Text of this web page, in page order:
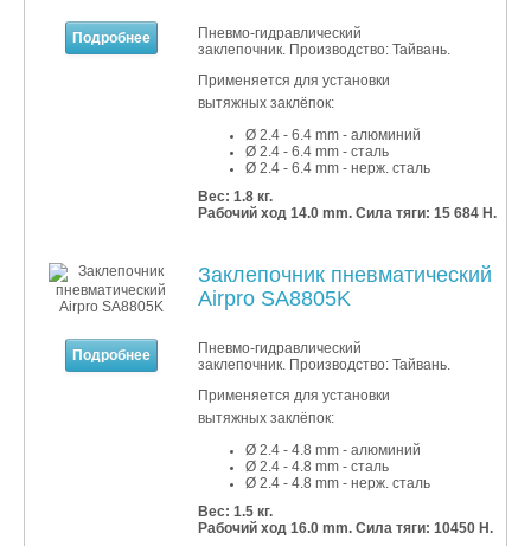
Подробнее
Пневмо-гидравлический
заклепочник. Производство: Тайвань.
Применяется для установки
вытяжных заклёпок:
Ø 2.4 - 6.4 mm - алюминий
Ø 2.4 - 6.4 mm - сталь
Ø 2.4 - 6.4 mm - нерж. сталь
Вес: 1.8 кг.
Рабочий ход 14.0 mm. Сила тяги: 15 684 Н.
Подробнее
Заклепочник пневматический
Airpro SA8805K
Пневмо-гидравлический
заклепочник. Производство: Тайвань.
Применяется для установки
вытяжных заклёпок:
Ø 2.4 - 4.8 mm - алюминий
Ø 2.4 - 4.8 mm - сталь
Ø 2.4 - 4.8 mm - нерж. сталь
Вес: 1.5 кг.
Рабочий ход 16.0 mm. Сила тяги: 10450 Н.